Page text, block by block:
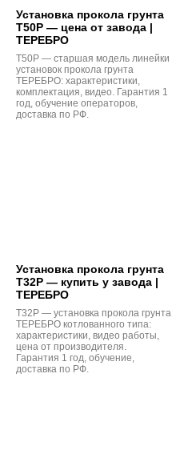
Установка прокола грунта
Т50Р — цена от завода |
ТЕРЕБРО
Т50Р — старшая модель линейки
установок прокола грунта
ТЕРЕБРО: характеристики,
комплектация, видео. Гарантия 1
год, обучение операторов,
доставка по РФ.
Установка прокола грунта
Т32Р — купить у завода |
ТЕРЕБРО
Т32Р — установка прокола грунта
ТЕРЕБРО котлованного типа:
характеристики, видео работы,
цена от производителя.
Гарантия 1 год, обучение,
доставка по РФ.